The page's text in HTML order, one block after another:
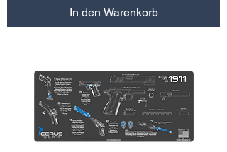
In den Warenkorb